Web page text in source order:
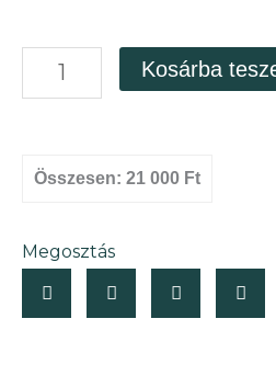
üvegtetős
Kosárba
Összesen: 21 000 Ft
Megosztás